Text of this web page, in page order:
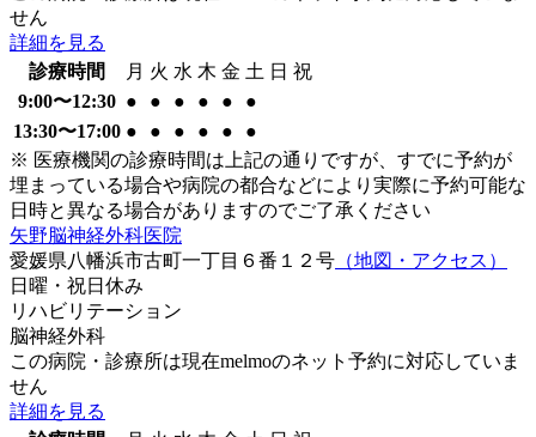
せん
詳細を見る
診療時間
月 火 水 木 金 土 日 祝
9:00〜12:30 ● ● ● ● ●
●
13:30〜17:00 ● ● ● ● ●
●
※ 医療機関の診療時間は上記の通りですが、すでに予約が
埋まっている場合や病院の都合などにより実際に予約可能な
日時と異なる場合がありますのでご了承ください
矢野脳神経外科医院
愛媛県八幡浜市古町一丁目６番１２号 （地図・アクセス）
日曜・祝日 休み
リハビリテーション
脳神経外科
この病院・診療所は現在melmoのネット予約に対応していま
せん
詳細を見る